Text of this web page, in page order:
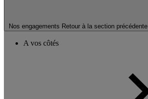
Nos engagements Retour à la section précédente
A vos côtés